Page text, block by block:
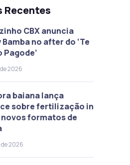
Recentes
CBX anuncia
no after do ‘Te
Pagode’
2026
baiana lança
sobre fertilização in
formatos de
2026